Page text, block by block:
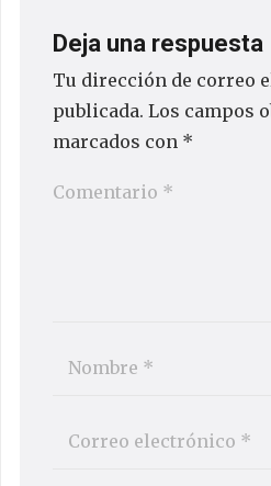
Deja una respuesta
Tu dirección de correo
publicada. Los campos
marcados con *